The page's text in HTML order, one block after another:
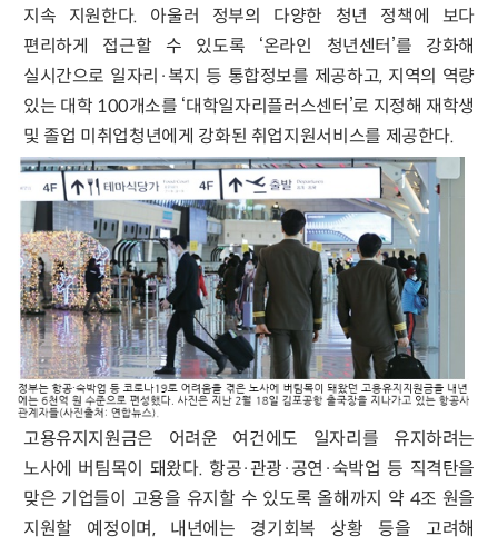
지속 지원한다. 아울러 정부의 다양한 청년 정책에 보다
편리하게 접근할 수 있도록 ‘온라인 청년센터’를 강화해
실시간으로 일자리·복지 등 통합정보를 제공하고, 지역의 역량
있는 대학 100개소를 ‘대학일자리플러스센터’로 지정해 재학생
및 졸업 미취업청년에게 강화된 취업지원서비스를 제공한다.
고용유지지원금은 어려운 여건에도 일자리를 유지하려는
노사에 버팀목이 돼왔다. 항공·관광·공연·숙박업 등 직격탄을
맞은 기업들이 고용을 유지할 수 있도록 올해까지 약 4조 원을
지원할 예정이며, 내년에는 경기회복 상황 등을 고려해